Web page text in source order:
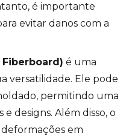
é importante
evitar danos com a
é uma
versatilidade. Ele pode
permitindo uma
designs. Além disso, o
em